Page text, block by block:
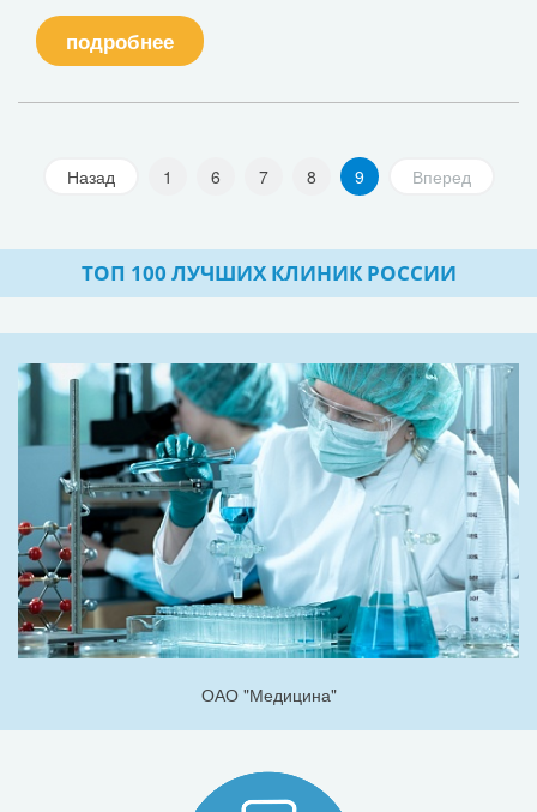
подробнее
Назад 1 6 7 8 9 Вперед
ТОП 100 ЛУЧШИХ КЛИНИК РОССИИ
ОАО "Медицина"